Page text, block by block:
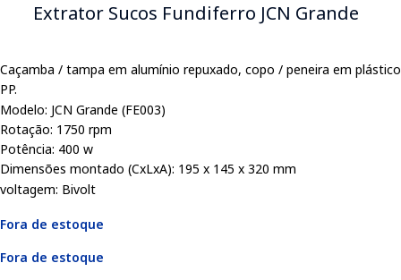
Extrator Sucos Fundiferro JCN Grande
Caçamba / tampa em alumínio repuxado, copo / peneira em plástico
PP.
Modelo: JCN Grande (FE003)
Rotação: 1750 rpm
Potência: 400 w
Dimensões montado (CxLxA): 195 x 145 x 320 mm
voltagem: Bivolt
Fora de estoque
Fora de estoque